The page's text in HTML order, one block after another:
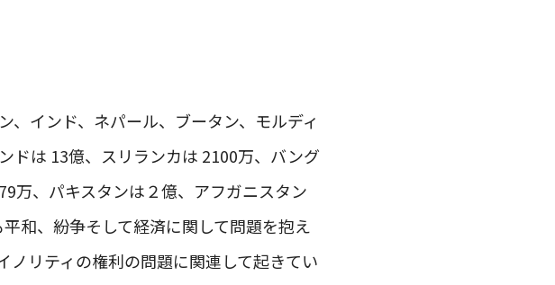
インド、ネパール、ブータン、モルディ
ドは 13億、スリランカは 2100万、バング
万、パキスタンは２億、アフガニスタン
和、紛争そして経済に関して問題を抱え
ノリティの権利の問題に関連して起きてい